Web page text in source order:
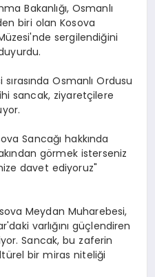
Bakanlığı, Osmanlı
biri olan Kosova
sergilendiğini
Osmanlı Ordusu
sancak, ziyaretçilere
Sancağı hakkında
görmek isterseniz
davet ediyoruz"
Meydan Muharebesi,
varlığını güçlendiren
Sancak, bu zaferin
bir miras niteliği